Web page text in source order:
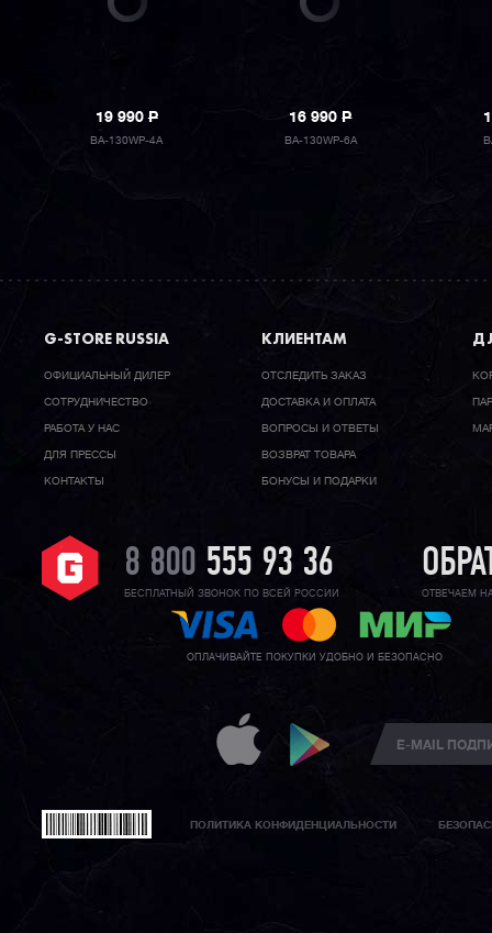
19 990P
BA-130WP-4A
16 990P
BA-130WP-6A
G-STORE RUSSIA
ОФИЦИАЛЬНЫЙ ДИЛЕР
CОТРУДНИЧЕСТВО
РАБОТА У НАС
ДЛЯ ПРЕССЫ
КОНТАКТЫ
КЛИЕНТАМ
ОТСЛЕДИТЬ ЗАКАЗ
ДОСТАВКА И ОПЛАТА
ВОПРОСЫ И ОТВЕТЫ
ВОЗВРАТ ТОВАРА
БОНУСЫ И ПОДАРКИ
8 800 555 93 36
БЕСПЛАТНЫЙ ЗВОНОК ПО ВСЕЙ РОССИИ ОТВЕЧАЕМ
ОПЛАЧИВАЙТЕ ПОКУПКИ УДОБНО И БЕЗОПАСНО
ПОЛИТИКА КОНФИДЕНЦИАЛЬНОСТИ